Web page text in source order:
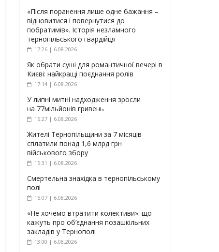
«Після поранення лише одне бажання –
відновитися і повернутися до
побратимів». Історія незламного
тернопільського гвардійця
17:26 | 6.08.2026
Як обрати суші для романтичної вечері в
Києві: найкращі поєднання ролів
17:14 | 6.08.2026
У липні митні надходження зросли
на 77мільйонів гривень
16:27 | 6.08.2026
Жителі Тернопільщини за 7 місяців
сплатили понад 1,6 млрд грн
військового збору
15:31 | 6.08.2026
Смертельна знахідка в тернопільському
полі
15:07 | 6.08.2026
«Не хочемо втратити колективи»: що
кажуть про об’єднання позашкільних
закладів у Тернополі
13:00 | 6.08.2026